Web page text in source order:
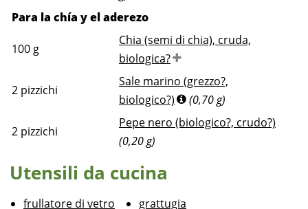
Para la chía y el aderezo
100 g
Chia (semi di chia), cruda,
biologica?
2 pizzichi
Sale marino (grezzo?,
biologico?)
(0,70 g)
2 pizzichi
Pepe nero (biologico?, crudo?)
(0,20 g)
Utensili da cucina
frullatore di vetro grattugia